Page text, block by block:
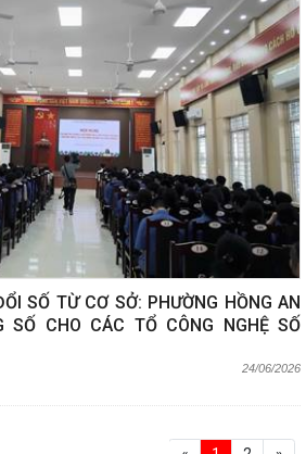
SỐ TỪ CƠ SỞ: PHƯỜNG HỒNG AN
SỐ CHO CÁC TỔ CÔNG NGHỆ SỐ
24/06/2026